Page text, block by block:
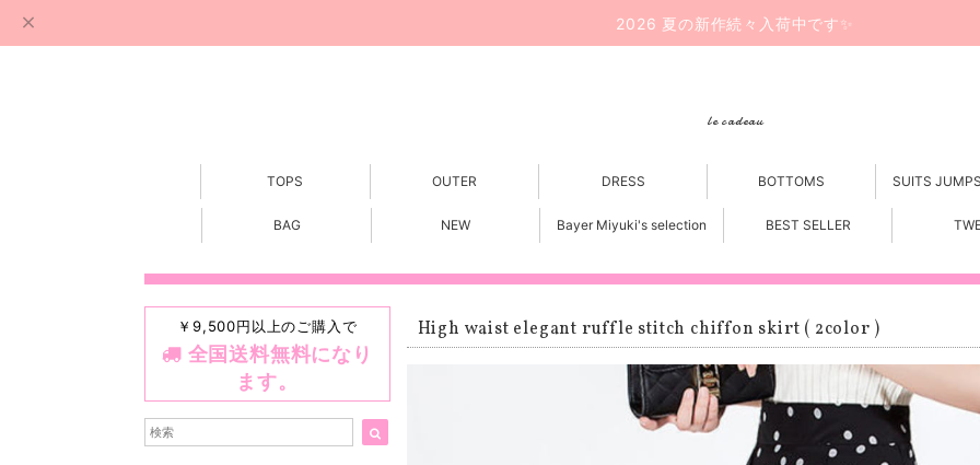
2026 夏の新作続々入荷中です✨
le cadeau
TOPS OUTER DRESS BOTTOMS SUITS
BAG NEW Bayer Miyuki's selection BEST SELLER
￥9,500円以上のご購入で
全国送料無料になり
ます。
High waist elegant ruffle stitch chiffon skirt ( 2color )